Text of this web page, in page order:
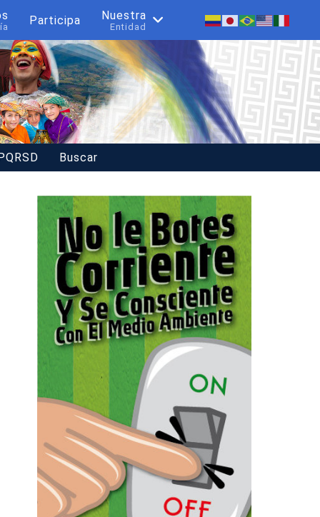
Participa Nuestra
Entidad
Buscar